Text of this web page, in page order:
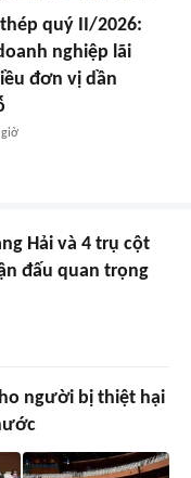
quý II/2026:
nghiệp lãi
đơn vị dần
Hải và 4 trụ cột
đấu quan trọng
người bị thiệt hại